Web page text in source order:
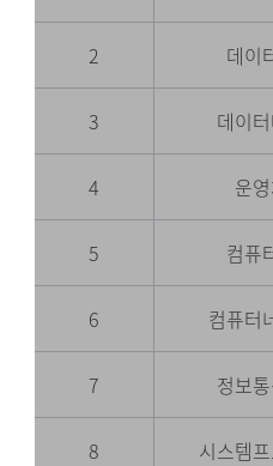
2 데이
3 데이
4 운
5 컴퓨
6 컴퓨터
7 정보
8 시스템